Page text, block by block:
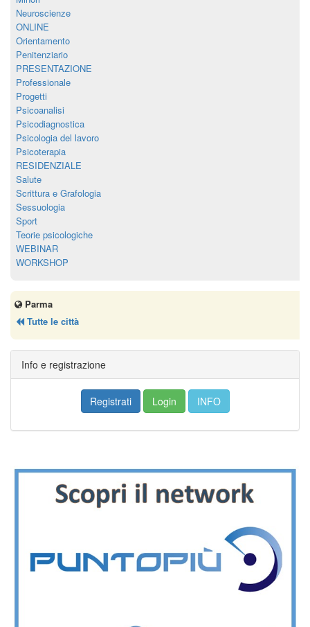
Neuroscienze
ONLINE
Orientamento
Penitenziario
PRESENTAZIONE
Professionale
Progetti
Psicoanalisi
Psicodiagnostica
Psicologia del lavoro
Psicoterapia
RESIDENZIALE
Salute
Scrittura e Grafologia
Sessuologia
Sport
Teorie psicologiche
WEBINAR
WORKSHOP
Parma
Tutte le città
Info e registrazione
Registrati Login INFO